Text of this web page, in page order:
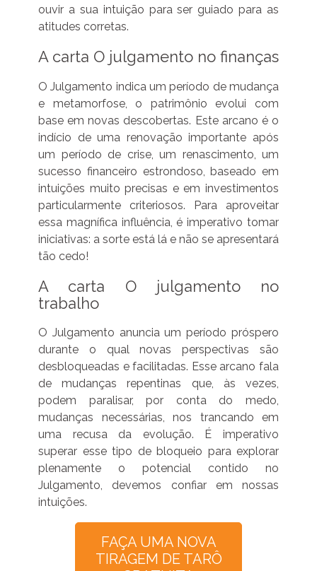
ouvir a sua intuição para ser guiado para as
atitudes corretas.
A carta O julgamento no finanças
O Julgamento indica um período de mudança
e metamorfose, o patrimônio evolui com
base em novas descobertas. Este arcano é o
indício de uma renovação importante após
um período de crise, um renascimento, um
sucesso financeiro estrondoso, baseado em
intuições muito precisas e em investimentos
particularmente criteriosos. Para aproveitar
essa magnífica influência, é imperativo tomar
iniciativas: a sorte está lá e não se apresentará
tão cedo!
A carta O julgamento no
trabalho
O Julgamento anuncia um período próspero
durante o qual novas perspectivas são
desbloqueadas e facilitadas. Esse arcano fala
de mudanças repentinas que, às vezes,
podem paralisar, por conta do medo,
mudanças necessárias, nos trancando em
uma recusa da evolução. É imperativo
superar esse tipo de bloqueio para explorar
plenamente o potencial contido no
Julgamento, devemos confiar em nossas
intuições.
FAÇA UMA NOVA
TIRAGEM DE TARÔ